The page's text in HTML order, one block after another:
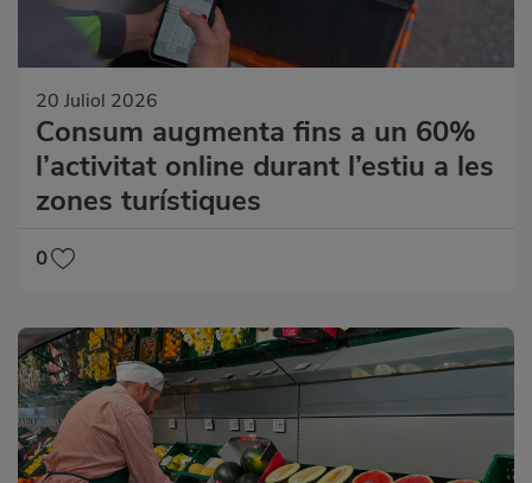
20 Juliol 2026
Consum augmenta fins a un 60%
l’activitat online durant l’estiu a les
zones turístiques
0